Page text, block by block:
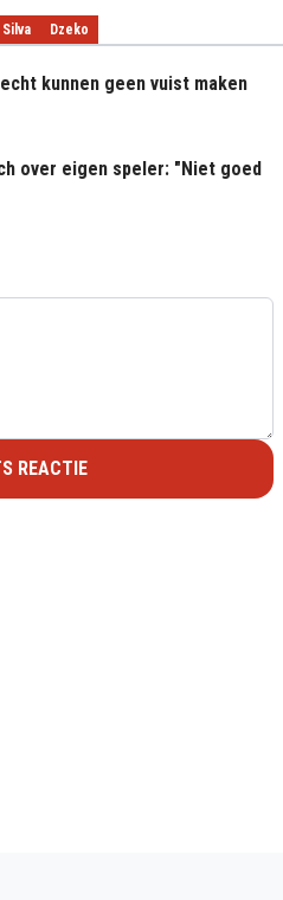
Silva Dzeko
kunnen geen vuist maken
over eigen speler: "Niet goed
REACTIE